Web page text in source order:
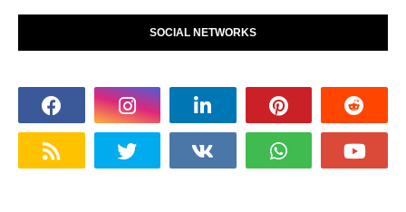
SOCIAL NETWORKS